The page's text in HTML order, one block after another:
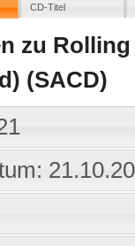
CD-Titel
zu
(SACD)